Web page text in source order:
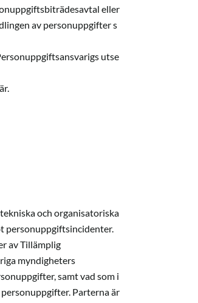
eller
av personuppgifter s
utse
och organisatoriska
personuppgiftsincidenter.
av Tillämplig
myndigheters
samt vad som i
Parterna är